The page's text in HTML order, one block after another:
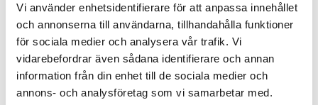
Vi använder enhetsidentifierare för att anpassa innehållet
och annonserna till användarna, tillhandahålla funktioner
för sociala medier och analysera vår trafik. Vi
vidarebefordrar även sådana identifierare och annan
information från din enhet till de sociala medier och
annons- och analysföretag som vi samarbetar med.
avgörande för att säkerställa långvarig
hållbarhet och stabilitet i olika byggprojekt.
Möbeltillverkning:
Används för att stabilisera och
stärka hörnanslutningar i möbler som bokhyllor,
bord och stolar med en stomme av